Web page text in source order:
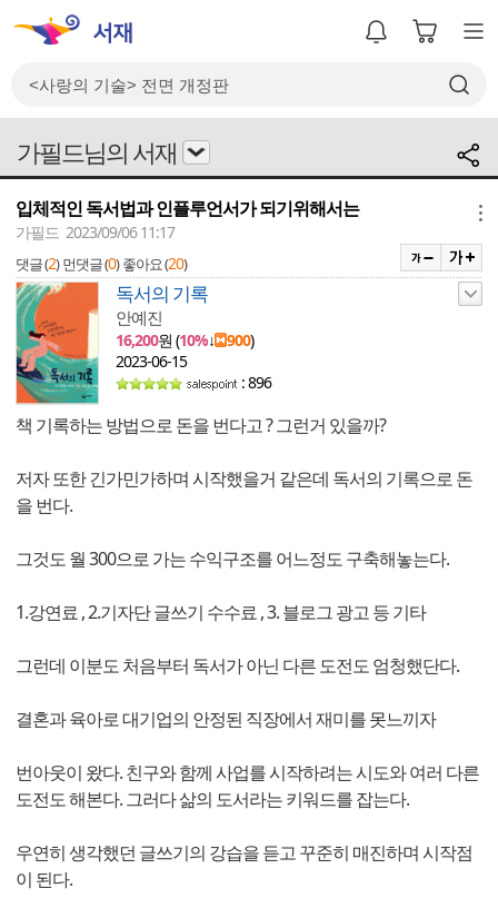
가필드님의 서재
입체적인 독서법과 인플루언서가 되기위해서는
가필드 2023/09/06 11:17
댓글 (2) 먼댓글 (0) 좋아요 (20)
독서의 기록
안예진
16,200원 (10%↓ 900)
2023-06-15
: 896
책 기록하는 방법으로 돈을 번다고 ? 그런거 있을까?
저자 또한 긴가민가하며 시작했을거 같은데 독서의 기록으로 돈
을 번다.
그것도 월 300으로 가는 수익구조를 어느정도 구축해놓는다.
1.강연료 , 2.기자단 글쓰기 수수료 , 3. 블로그 광고 등 기타
그런데 이분도 처음부터 독서가 아닌 다른 도전도 엄청했단다.
결혼과 육아로 대기업의 안정된 직장에서 재미를 못느끼자
번아웃이 왔다. 친구와 함께 사업를 시작하려는 시도와 여러 다른
도전도 해본다. 그러다 삶의 도서라는 키워드를 잡는다.
우연히 생각했던 글쓰기의 강습을 듣고 꾸준히 매진하며 시작점
이 된다.